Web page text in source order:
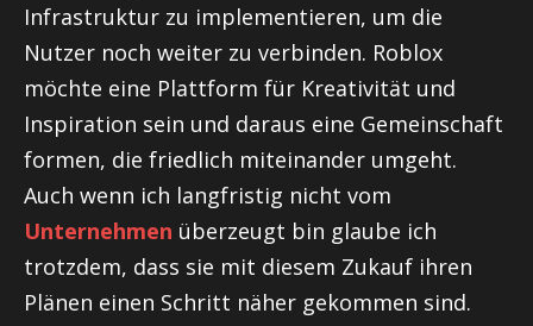
Infrastruktur zu implementieren, um die
Nutzer noch weiter zu verbinden. Roblox
möchte eine Plattform für Kreativität und
Inspiration sein und daraus eine Gemeinschaft
formen, die friedlich miteinander umgeht.
Auch wenn ich langfristig nicht vom
Unternehmen überzeugt bin glaube ich
trotzdem, dass sie mit diesem Zukauf ihren
Plänen einen Schritt näher gekommen sind.